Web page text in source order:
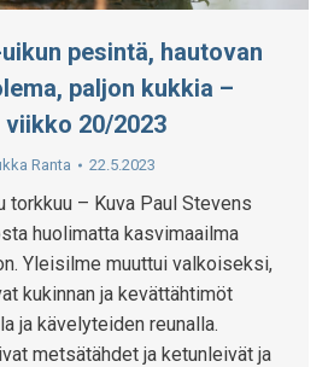
pesintä, hautovan
paljon kukkia –
20/2023
Ranta 22.5.2023
torkkuu – Kuva Paul Stevens
huolimatta kasvimaailma
Yleisilme muuttui valkoiseksi,
kukinnan ja kevättähtimöt
ja kävelyteiden reunalla.
metsätähdet ja ketunleivät ja